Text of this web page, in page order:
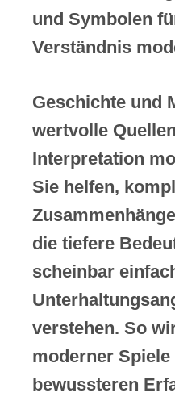
und Symbolen
Verständnis
Geschichte und
wertvolle
Interpretation
Sie helfen,
die tiefere
scheinbar
verstehen. So
moderner Spiele
bewussteren